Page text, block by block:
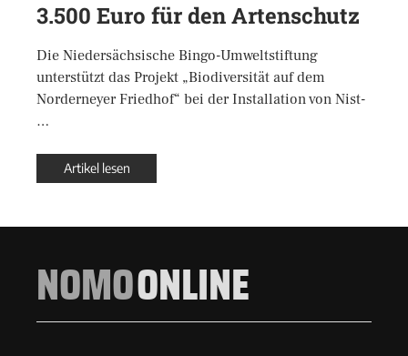
3.500 Euro für den Artenschutz
Die Niedersächsische Bingo-Umweltstiftung
unterstützt das Projekt „Biodiversität auf dem
Norderneyer Friedhof“ bei der Installation von Nist-
…
Artikel lesen
NOMOONLINE